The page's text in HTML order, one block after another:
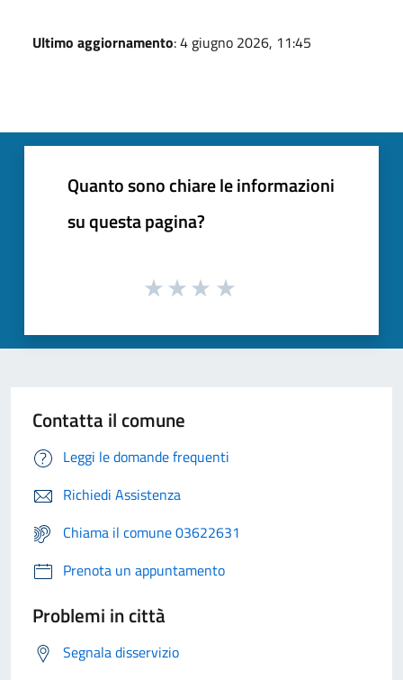
Ultimo aggiornamento: 4 giugno 2026, 11:45
Quanto sono chiare le informazioni
su questa pagina?
Contatta il comune
Leggi le domande frequenti
Richiedi Assistenza
Chiama il comune 03622631
Prenota un appuntamento
Problemi in città
Segnala disservizio